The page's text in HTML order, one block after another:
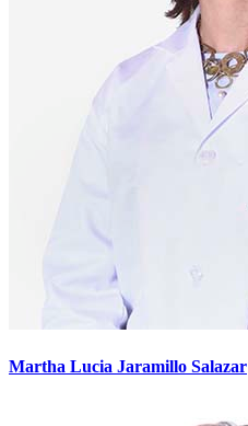
Martha Lucia Jaramillo Salazar